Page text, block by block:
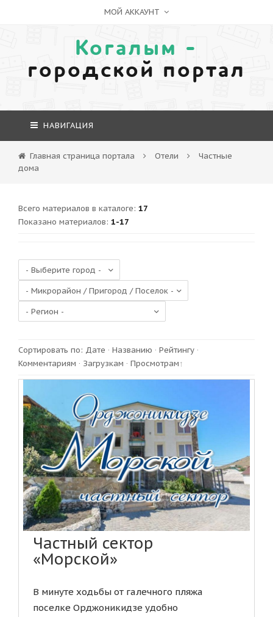
МОЙ АККАУНТ
Когалым -
городской портал
НАВИГАЦИЯ
Главная страница портала Отели
Частные
дома
Всего материалов в каталоге: 17
Показано материалов: 1-17
Сортировать по: Дате · Названию · Рейтингу ·
Комментариям · Загрузкам · Просмотрам
Частный сектор
«Морской»
В минуте ходьбы от галечного пляжа
поселке Орджоникидзе удобно